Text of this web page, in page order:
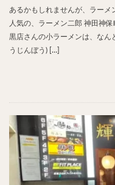
あるかもしれませんが、ラーメ
人気の、ラーメン二郎 神田神
黒店さんの小ラーメンは、なん
うじんぼう) […]